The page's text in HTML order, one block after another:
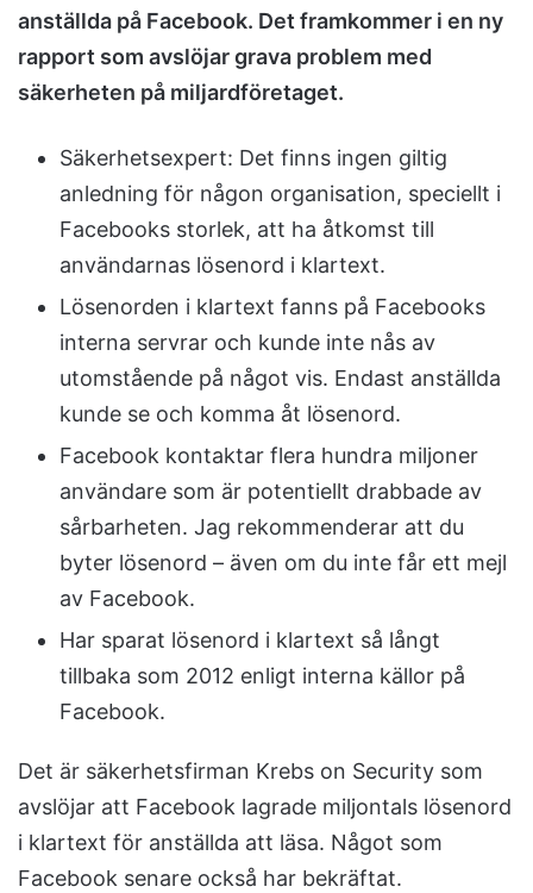
anställda på Facebook. Det framkommer i en ny
rapport som avslöjar grava problem med
säkerheten på miljardföretaget.
Säkerhetsexpert: Det finns ingen giltig
anledning för någon organisation, speciellt i
Facebooks storlek, att ha åtkomst till
användarnas lösenord i klartext.
Lösenorden i klartext fanns på Facebooks
interna servrar och kunde inte nås av
utomstående på något vis. Endast anställda
kunde se och komma åt lösenord.
Facebook kontaktar flera hundra miljoner
användare som är potentiellt drabbade av
sårbarheten. Jag rekommenderar att du
byter lösenord – även om du inte får ett mejl
av Facebook.
Har sparat lösenord i klartext så långt
tillbaka som 2012 enligt interna källor på
Facebook.
Det är säkerhetsfirman Krebs on Security som
avslöjar att Facebook lagrade miljontals lösenord
i klartext för anställda att läsa. Något som
Facebook senare också har bekräftat.